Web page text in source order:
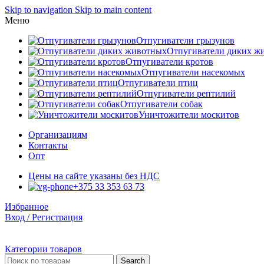
Skip to navigation Skip to main content
Меню
Отпугиватели грызунов
Отпугиватели диких
Отпугиватели кротов
Отпугиватели насекомых
Отпугиватели птиц
Отпугиватели рептилий
Отпугиватели собак
Уничтожители москитов
Организациям
Контакты
Опт
Цены на сайте указаны без НДС
+375 33 353 63 73
Избранное
Вход / Регистрация
Категории товаров
Search